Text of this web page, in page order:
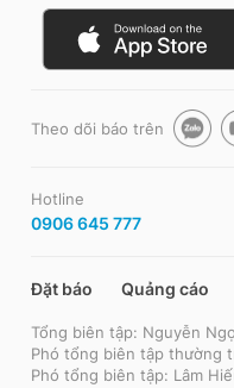
Theo dõi báo trên
Hotline
0906 645 777
Đặt báo Quảng cáo
Tổng biên tập: Nguyễn
Phó tổng biên tập thường
Phó tổng biên tập: Lâm